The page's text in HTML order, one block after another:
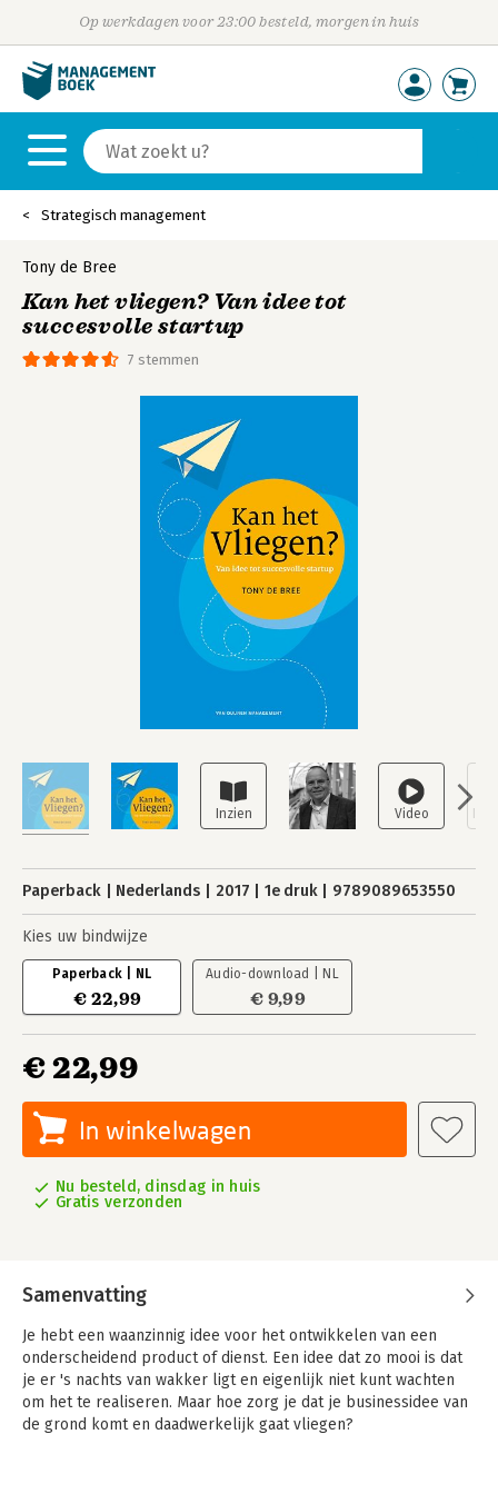
Op werkdagen voor 23:00 besteld, morgen in huis
Strategisch management
7 stemmen
Tony de Bree
Kan het vliegen? Van idee tot
succesvolle startup
Paperback Nederlands 2017 1e druk 9789089653550
Kies uw bindwijze
Paperback | NL
€ 22,99
Audio-download | NL
€ 9,99
€ 22,99
In winkelwagen
Nu besteld, dinsdag in huis
Gratis verzonden
Samenvatting
Je hebt een waanzinnig idee voor het ontwikkelen van een
onderscheidend product of dienst. Een idee dat zo mooi is dat
je er 's nachts van wakker ligt en eigenlijk niet kunt wachten
om het te realiseren. Maar hoe zorg je dat je businessidee van
de grond komt en daadwerkelijk gaat vliegen?